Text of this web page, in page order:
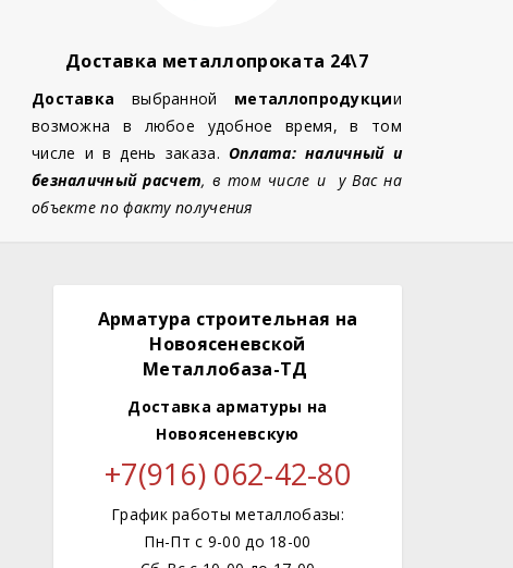
Доставка металлопроката 24\7
Доставка выбранной металлопродукции
возможна в любое удобное время, в том
числе и в день заказа. Оплата: наличный и
безналичный расчет, в том числе и у Вас на
объекте по факту получения
Арматура строительная на
Новоясеневской
Металлобаза-ТД
Доставка арматуры на
Новоясеневскую
+7(916) 062-42-80
График работы металлобазы:
Пн-Пт с 9-00 до 18-00